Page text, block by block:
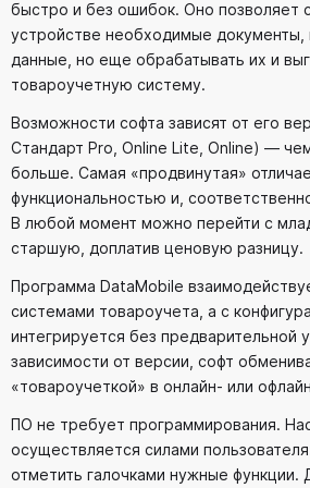
быстро и без ошибок. Оно позволяет
устройстве необходимые документы,
данные, но еще обрабатывать их и
товароучетную систему.
Возможности софта зависят от его
Стандарт Pro, Online Lite, Online) —
больше. Самая «продвинутая»
функциональностью и,
В любой момент можно перейти с
старшую, доплатив ценовую разницу.
Программа DataMobile
системами товароучета, а с
интегрируется без предварительной
зависимости от версии, софт
«товароучеткой» в онлайн- или
ПО не требует программирования.
осуществляется силами
отметить галочками нужные функции.